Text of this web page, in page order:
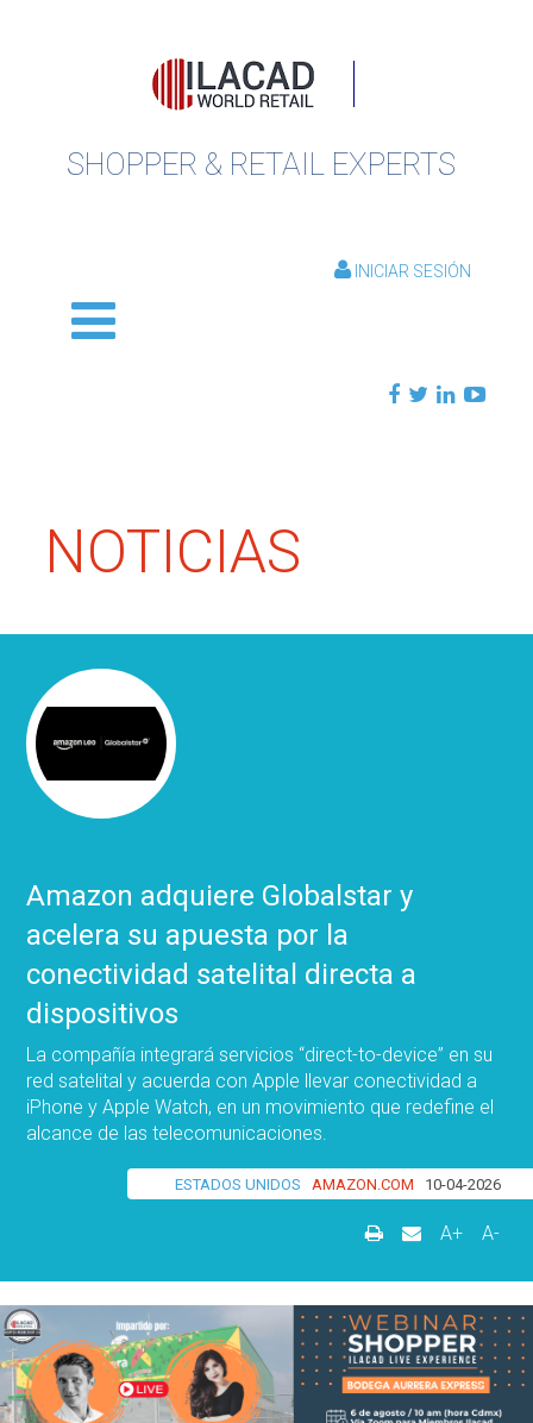
SHOPPER & RETAIL EXPERTS
INICIAR SESIÓN
NOTICIAS
Amazon adquiere Globalstar y
acelera su apuesta por la
conectividad satelital directa a
dispositivos
La compañía integrará servicios “direct-to-device” en su
red satelital y acuerda con Apple llevar conectividad a
iPhone y Apple Watch, en un movimiento que redefine el
alcance de las telecomunicaciones.
ESTADOS UNIDOS AMAZON.COM 10-04-2026
A+ A-